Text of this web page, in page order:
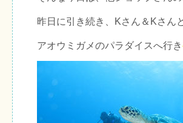
昨日に引き続き、Kさん＆Kさん
アオウミガメのパラダイスへ行き